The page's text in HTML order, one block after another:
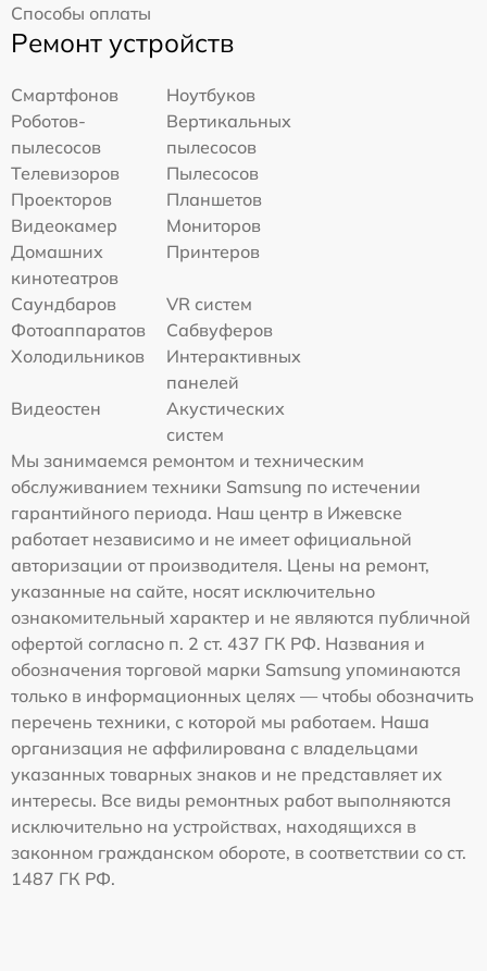
Способы оплаты
Ремонт устройств
Смартфонов
Ноутбуков
Роботов-
пылесосов
Вертикальных
пылесосов
Телевизоров
Пылесосов
Проекторов
Планшетов
Видеокамер
Мониторов
Домашних
кинотеатров
Принтеров
Саундбаров
VR систем
Фотоаппаратов
Сабвуферов
Холодильников
Интерактивных
панелей
Видеостен
Акустических
систем
Мы занимаемся ремонтом и техническим
обслуживанием техники Samsung по истечении
гарантийного периода. Наш центр в Ижевске
работает независимо и не имеет официальной
авторизации от производителя. Цены на ремонт,
указанные на сайте, носят исключительно
ознакомительный характер и не являются публичной
офертой согласно п. 2 ст. 437 ГК РФ. Названия и
обозначения торговой марки Samsung упоминаются
только в информационных целях — чтобы обозначить
перечень техники, с которой мы работаем. Наша
организация не аффилирована с владельцами
указанных товарных знаков и не представляет их
интересы. Все виды ремонтных работ выполняются
исключительно на устройствах, находящихся в
законном гражданском обороте, в соответствии со ст.
1487 ГК РФ.